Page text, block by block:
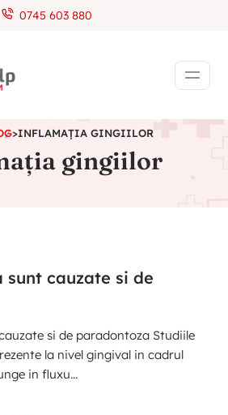
0745 603 880
>INFLAMAȚIA GINGIILOR
gingiilor
sunt cauzate si de
si de paradontoza Studiile
la nivel gingival in cadrul
in fluxu...